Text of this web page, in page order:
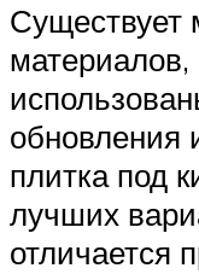
Существует
материалов,
обновления
плитка под
лучших
отличается